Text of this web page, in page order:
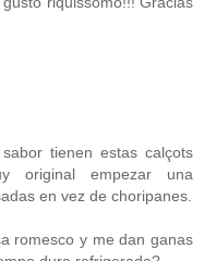
tienen estas calçots
original empezar una
en vez de choripanes.
romesco y me dan ganas